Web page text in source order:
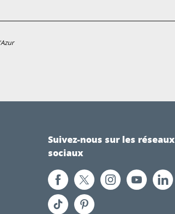
Suivez-nous sur les réseaux
sociaux